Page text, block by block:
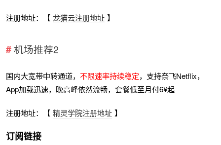
注册地址：【 龙猫云注册地址 】
机场推荐2
国内大宽带中转通道，不限速率持续稳定，支持奈飞Netflix，
App加载迅速，晚高峰依然流畅，套餐低至月付6¥起
注册地址：【 精灵学院注册地址 】
订阅链接